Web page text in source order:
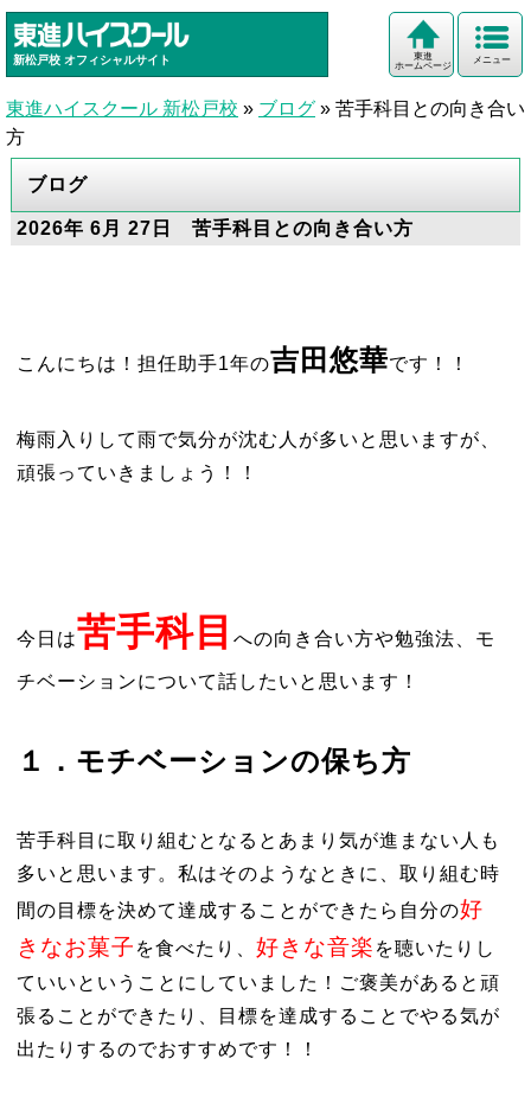
新松戸校 オフィシャルサイト メニュー
東進
ホームページ
東進ハイスクール 新松戸校 » ブログ » 苦手科目との向き合い
方
ブログ
2026年 6月 27日 苦手科目との向き合い方
こんにちは！担任助手1年の吉田悠華です！！
梅雨入りして雨で気分が沈む人が多いと思いますが、
頑張っていきましょう！！
今日は苦手科目 への向き合い方や勉強法、モ
チベーションについて話したいと思います！
１．モチベーションの保ち方
苦手科目に取り組むとなるとあまり気が進まない人も
多いと思います。私はそのようなときに、取り組む時
間の目標を決めて達成することができたら自分の好
きなお菓子 を食べたり、 好きな音楽 を聴いたりし
ていいということにしていました！ご褒美があると頑
張ることができたり、目標を達成することでやる気が
出たりするのでおすすめです！！